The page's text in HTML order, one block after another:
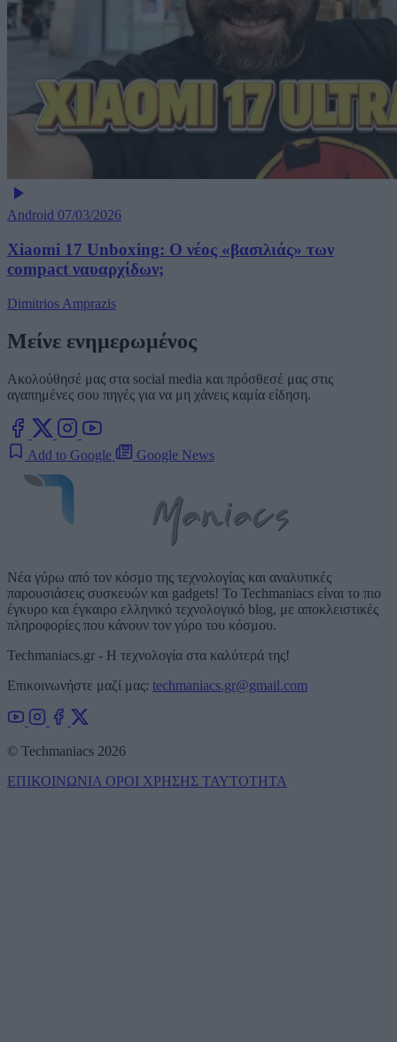
Android 07/03/2026
Xiaomi 17 Unboxing: Ο νέος «βασιλιάς» των
compact ναυαρχίδων;
Dimitrios Amprazis
Μείνε ενημερωμένος
Ακολούθησέ μας στα social media και πρόσθεσέ μας στις
αγαπημένες σου πηγές για να μη χάνεις καμία είδηση.
Add to Google Google News
Νέα γύρω από τον κόσμο της τεχνολογίας και αναλυτικές
παρουσιάσεις συσκευών και gadgets! Το Techmaniacs είναι το πιο
έγκυρο και έγκαιρο ελληνικό τεχνολογικό blog, με αποκλειστικές
πληροφορίες που κάνουν τον γύρο του κόσμου.
Techmaniacs.gr - Η τεχνολογία στα καλύτερά της!
Επικοινωνήστε μαζί μας: techmaniacs.gr@gmail.com
© Techmaniacs 2026
ΕΠΙΚΟΙΝΩΝΙΑ ΟΡΟΙ ΧΡΗΣΗΣ ΤΑΥΤΟΤΗΤΑ